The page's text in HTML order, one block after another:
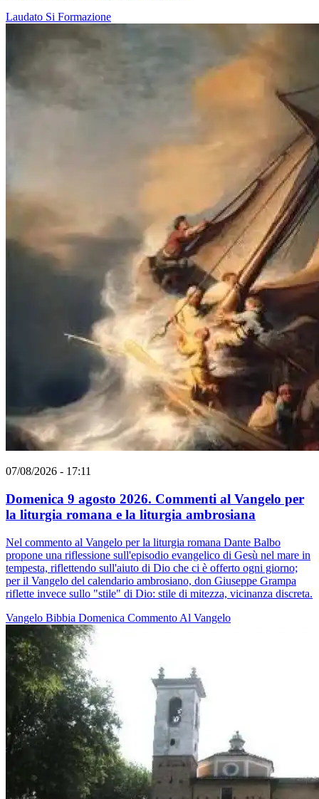
Laudato Si Formazione
07/08/2026 - 17:11
Domenica 9 agosto 2026. Commenti al Vangelo per
la liturgia romana e la liturgia ambrosiana
Nel commento al Vangelo per la liturgia romana Dante Balbo
propone una riflessione sull'episodio evangelico di Gesù nel mare in
tempesta, riflettendo sull'aiuto di Dio che ci è offerto ogni giorno;
per il Vangelo del calendario ambrosiano, don Giuseppe Grampa
riflette invece sullo "stile" di Dio: stile di mitezza, vicinanza discreta.
Vangelo Bibbia Domenica Commento Al Vangelo